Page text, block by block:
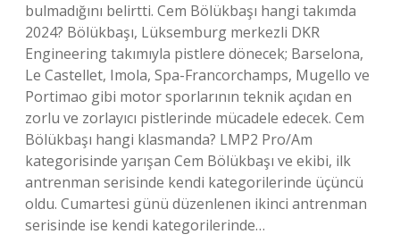
bulmadığını belirtti. Cem Bölükbaşı hangi takımda
2024? Bölükbaşı, Lüksemburg merkezli DKR
Engineering takımıyla pistlere dönecek; Barselona, ​​​​​​
Le Castellet, Imola, Spa-Francorchamps, Mugello ve
Portimao gibi motor sporlarının teknik açıdan en
zorlu ve zorlayıcı pistlerinde mücadele edecek. Cem
Bölükbaşı hangi klasmanda? LMP2 Pro/Am
kategorisinde yarışan Cem Bölükbaşı ve ekibi, ilk
antrenman serisinde kendi kategorilerinde üçüncü
oldu. Cumartesi günü düzenlenen ikinci antrenman
serisinde ise kendi kategorilerinde…